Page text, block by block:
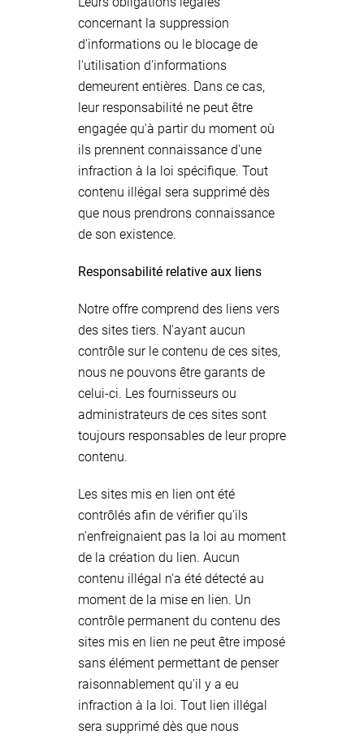
concernant la suppression
d'informations ou le blocage de
l'utilisation d'informations
demeurent entières. Dans ce cas,
leur responsabilité ne peut être
engagée qu'à partir du moment où
ils prennent connaissance d'une
infraction à la loi spécifique. Tout
contenu illégal sera supprimé dès
que nous prendrons connaissance
de son existence.
Responsabilité relative aux liens
Notre offre comprend des liens vers
des sites tiers. N'ayant aucun
contrôle sur le contenu de ces sites,
nous ne pouvons être garants de
celui-ci. Les fournisseurs ou
administrateurs de ces sites sont
toujours responsables de leur propre
contenu.
Les sites mis en lien ont été
contrôlés afin de vérifier qu'ils
n'enfreignaient pas la loi au moment
de la création du lien. Aucun
contenu illégal n'a été détecté au
moment de la mise en lien. Un
contrôle permanent du contenu des
sites mis en lien ne peut être imposé
sans élément permettant de penser
raisonnablement qu'il y a eu
infraction à la loi. Tout lien illégal
sera supprimé dès que nous